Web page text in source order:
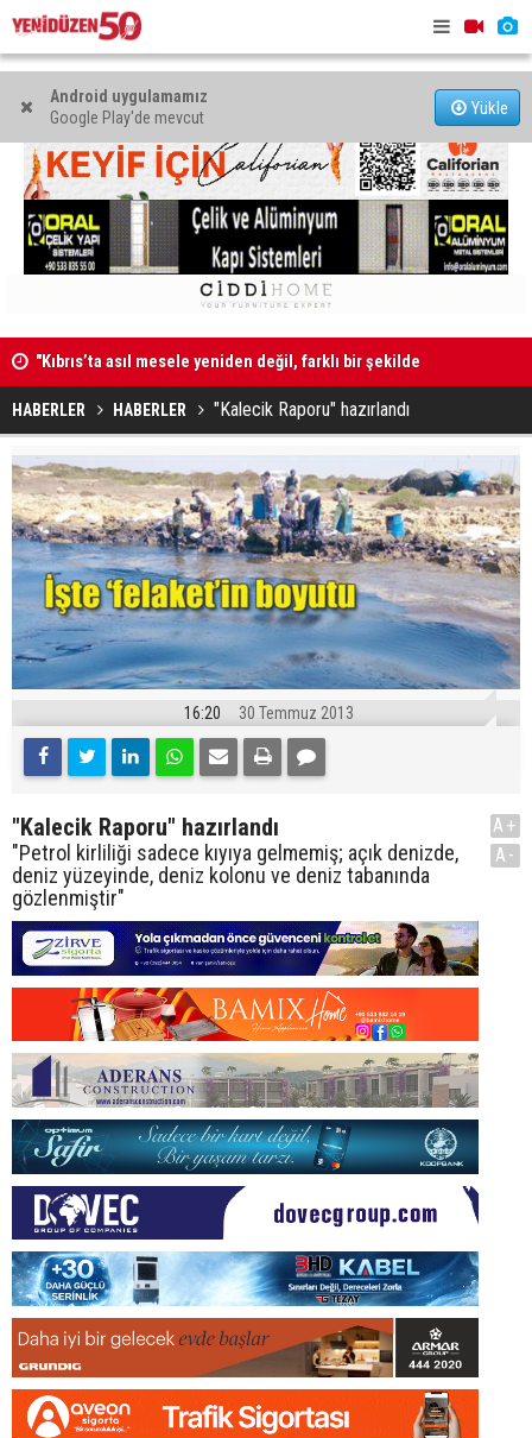
Android uygulamamız
Google Play'de mevcut
Yükle
"Kıbrıs’ta asıl mesele yeniden değil, farklı bir şekilde
müzakere etmek"
HABERLER HABERLER "Kalecik Raporu" hazırlandı
16:20 30 Temmuz 2013
"Kalecik Raporu" hazırlandı
"Petrol kirliliği sadece kıyıya gelmemiş; açık denizde,
deniz yüzeyinde, deniz kolonu ve deniz tabanında
gözlenmiştir"
A+
A-